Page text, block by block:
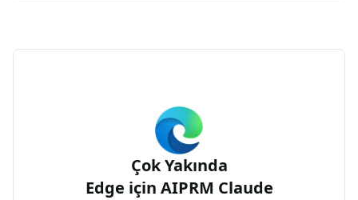
Çok Yakında
Edge için AIPRM Claude